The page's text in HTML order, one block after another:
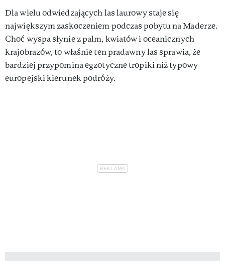
Dla wielu odwiedzających las laurowy staje się
największym zaskoczeniem podczas pobytu na Maderze.
Choć wyspa słynie z palm, kwiatów i oceanicznych
krajobrazów, to właśnie ten pradawny las sprawia, że
bardziej przypomina egzotyczne tropiki niż typowy
europejski kierunek podróży.